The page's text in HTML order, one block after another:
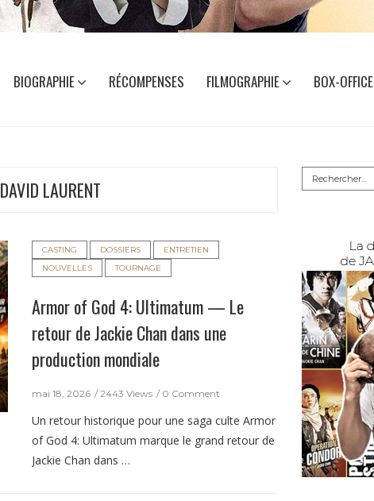
BIOGRAPHIE RÉCOMPENSES FILMOGRAPHIE BOX-OFFICE
DAVID LAURENT
CASTING DOSSIERS
ENTRETIEN
NOUVELLES
TOURNAGE
Armor of God 4: Ultimatum — Le
retour de Jackie Chan dans une
production mondiale
mai 18, 2026 2443 Views 0 Comment
Un retour historique pour une saga culte Armor
of God 4: Ultimatum marque le grand retour de
Jackie Chan dans …
Rechercher